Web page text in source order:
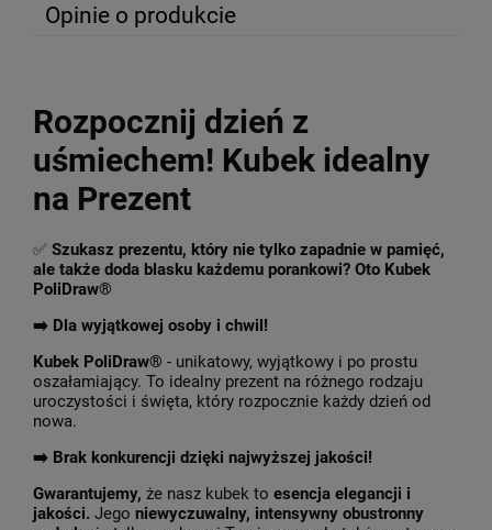
Opinie o produkcie
Rozpocznij dzień z
uśmiechem! Kubek idealny
na Prezent
✅ Szukasz prezentu, który nie tylko zapadnie w pamięć,
ale także doda blasku każdemu porankowi? Oto Kubek
PoliDraw®
➡️ Dla wyjątkowej osoby i chwil!
Kubek PoliDraw® - unikatowy, wyjątkowy i po prostu
oszałamiający. To idealny prezent na różnego rodzaju
uroczystości i święta, który rozpocznie każdy dzień od
nowa.
➡️ Brak konkurencji dzięki najwyższej jakości!
Gwarantujemy, że nasz kubek to esencja elegancji i
jakości. Jego niewyczuwalny, intensywny obustronny